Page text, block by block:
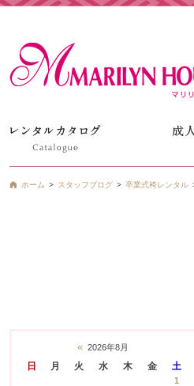
ホーム スタッフブログ 卒業式袴レンタル
« 2026年8月
日 月 火 水 木 金 土
1